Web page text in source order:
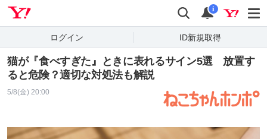
検索 通知
i
ログイン ID新規取得
猫が『食べすぎた』ときに表れるサイン5選 放置す
ると危険？適切な対処法も解説
5/8(金) 20:00